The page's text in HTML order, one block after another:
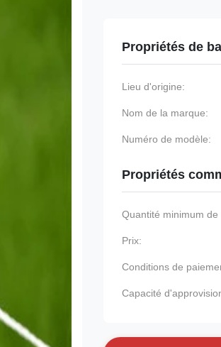
Propriétés de
Lieu d'origine:
Nom de la marque:
Numéro de modèle:
Propriétés
Quantité minimum
Prix:
Conditions de
Capacité